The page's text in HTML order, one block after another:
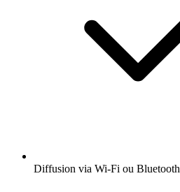
Diffusion via Wi-Fi ou Bluetooth